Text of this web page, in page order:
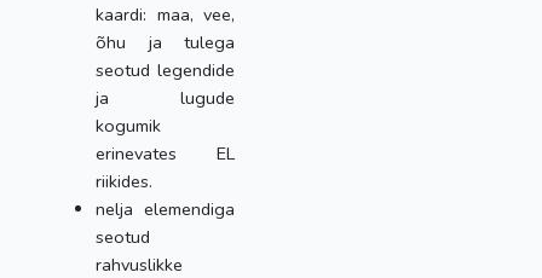
kaardi: maa, vee,
õhu ja tulega
seotud legendide
ja lugude
kogumik
erinevates EL
riikides.
nelja elemendiga
seotud
rahvuslikke